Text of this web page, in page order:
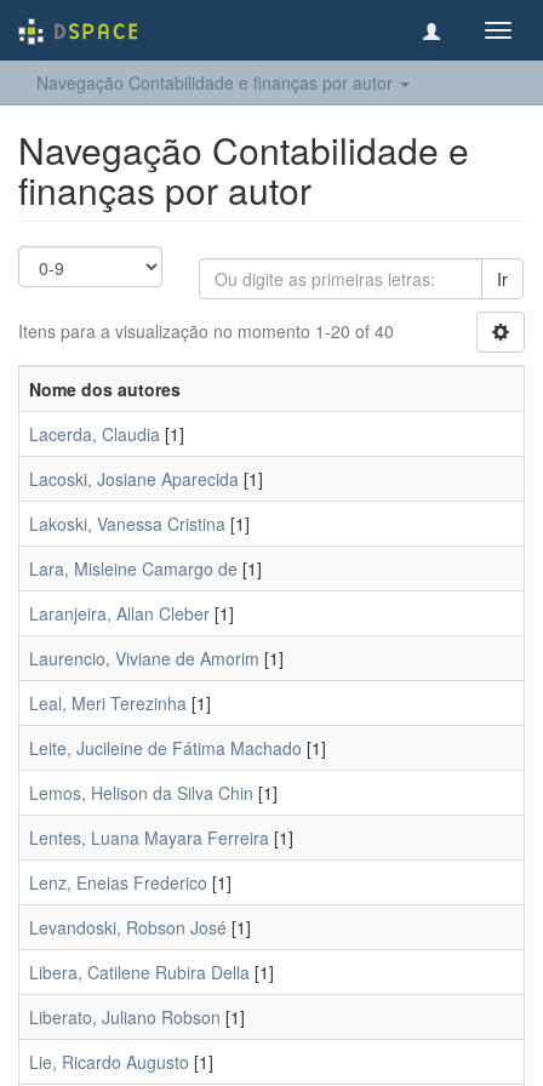
Navegação Contabilidade e finanças por autor
Navegação Contabilidade e
finanças por autor
Ir
Itens para a visualização no momento 1-20 of 40
Nome dos autores
Lacerda, Claudia [1]
Lacoski, Josiane Aparecida [1]
Lakoski, Vanessa Cristina [1]
Lara, Misleine Camargo de [1]
Laranjeira, Allan Cleber [1]
Laurencio, Viviane de Amorim [1]
Leal, Meri Terezinha [1]
Leite, Jucileine de Fátima Machado [1]
Lemos, Helison da Silva Chin [1]
Lentes, Luana Mayara Ferreira [1]
Lenz, Eneias Frederico [1]
Levandoski, Robson José [1]
Libera, Catilene Rubira Della [1]
Liberato, Juliano Robson [1]
Lie, Ricardo Augusto [1]